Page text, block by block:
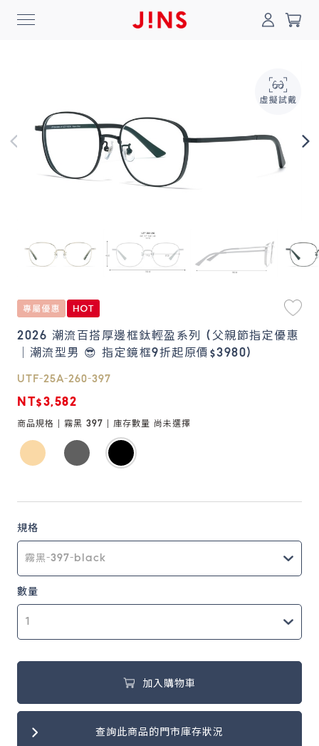
登入/註冊 門市一覽
最新消息
Collection
Online Shop
鏡片說明
Lens
常見問題
FAQ
0
2026 潮流百搭厚邊框鈦輕盈系列 (父親節指定優惠
｜潮流型男 😎 指定鏡框9折起原價$3980)
UTF-25A-260-397
NT$3,582
商品規格 | 霧黑 397 | 庫存數量 尚未選擇
規格
數量
加入購物車
查詢此商品的門市庫存狀況